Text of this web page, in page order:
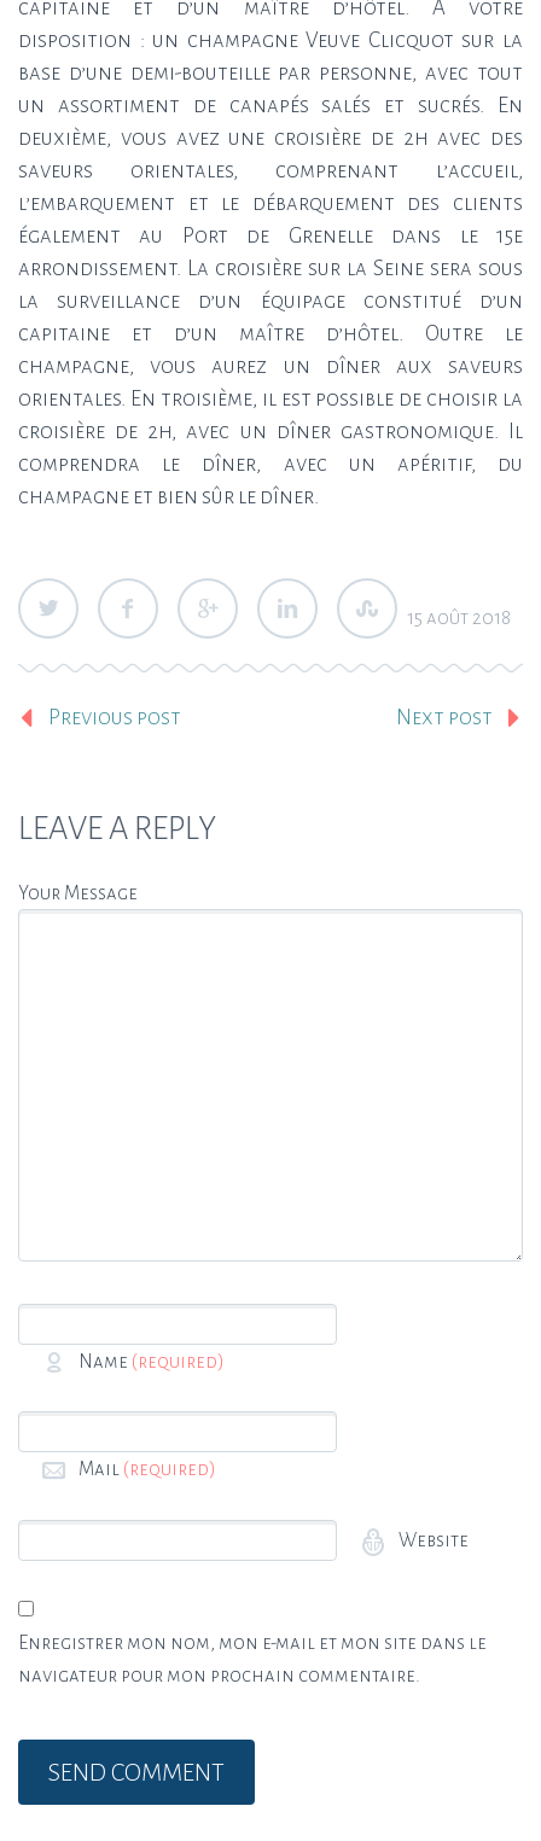
capitaine et d’un maître d’hôtel. À votre
disposition : un champagne Veuve Clicquot sur la
base d’une demi-bouteille par personne, avec tout
un assortiment de canapés salés et sucrés. En
deuxième, vous avez une croisière de 2h avec des
saveurs orientales, comprenant l’accueil,
l’embarquement et le débarquement des clients
également au Port de Grenelle dans le 15e
arrondissement. La croisière sur la Seine sera sous
la surveillance d’un équipage constitué d’un
capitaine et d’un maître d’hôtel. Outre le
champagne, vous aurez un dîner aux saveurs
orientales. En troisième, il est possible de choisir la
croisière de 2h, avec un dîner gastronomique. Il
comprendra le dîner, avec un apéritif, du
champagne et bien sûr le dîner.
15 août 2018
Previous post Next post
LEAVE A REPLY
Your Message
Name (required)
Mail (required)
Website
Enregistrer mon nom, mon e-mail et mon site dans le
navigateur pour mon prochain commentaire.